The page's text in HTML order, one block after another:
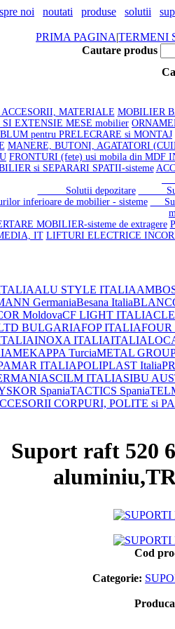
noi noutati produse solutii
PRIMA PAGINA|TERMENI
Cautare produs
MATERIALE MOBILIER
EXTENSIE MESE mobilier
pentru PRELECRARE si MONTAJ
MANERE, BUTONI, AGATATORI
FRONTURI (fete) usi mobila din MDF
si SEPARARI SPATII-sisteme
Solutii depozitare
inferioare de mobilier - sisteme
MOBILIER-sisteme de extragere
IT LIFTURI ELECTRICE
ALU STYLE ITALIA
GermaniaBesana Italia
MoldovaCF LIGHT ITALIA
BULGARIAFOP ITALIA
INOXA ITALIAITALIA
MEKAPPA TurciaMETAL
ITALIAPOLIPLAST Italia
SCILM ITALIASIBU
SpaniaTACTICS Spania
CORPURI, POLITE si
Suport raft 520
Cod
Categorie: